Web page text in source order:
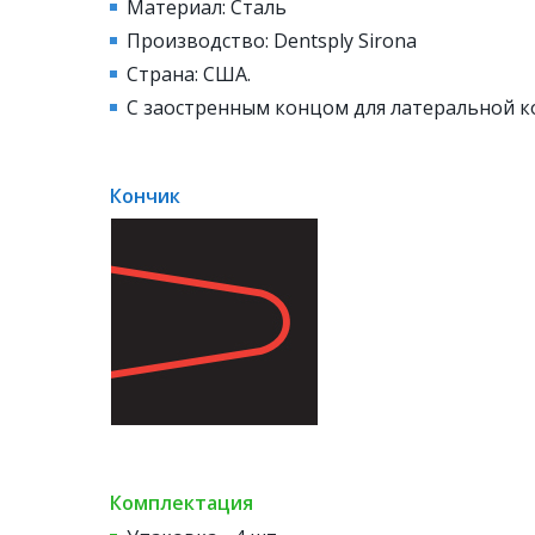
Материал: Сталь
Производство: Dentsply Sirona
Страна: США.
С заостренным концом для латеральной
Кончик
Комплектация